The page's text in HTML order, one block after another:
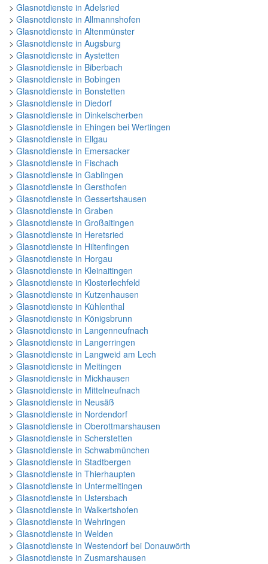
> Glasnotdienste in Adelsried
> Glasnotdienste in Allmannshofen
> Glasnotdienste in Altenmünster
> Glasnotdienste in Augsburg
> Glasnotdienste in Aystetten
> Glasnotdienste in Biberbach
> Glasnotdienste in Bobingen
> Glasnotdienste in Bonstetten
> Glasnotdienste in Diedorf
> Glasnotdienste in Dinkelscherben
> Glasnotdienste in Ehingen bei Wertingen
> Glasnotdienste in Ellgau
> Glasnotdienste in Emersacker
> Glasnotdienste in Fischach
> Glasnotdienste in Gablingen
> Glasnotdienste in Gersthofen
> Glasnotdienste in Gessertshausen
> Glasnotdienste in Graben
> Glasnotdienste in Großaitingen
> Glasnotdienste in Heretsried
> Glasnotdienste in Hiltenfingen
> Glasnotdienste in Horgau
> Glasnotdienste in Kleinaitingen
> Glasnotdienste in Klosterlechfeld
> Glasnotdienste in Kutzenhausen
> Glasnotdienste in Kühlenthal
> Glasnotdienste in Königsbrunn
> Glasnotdienste in Langenneufnach
> Glasnotdienste in Langerringen
> Glasnotdienste in Langweid am Lech
> Glasnotdienste in Meitingen
> Glasnotdienste in Mickhausen
> Glasnotdienste in Mittelneufnach
> Glasnotdienste in Neusäß
> Glasnotdienste in Nordendorf
> Glasnotdienste in Oberottmarshausen
> Glasnotdienste in Scherstetten
> Glasnotdienste in Schwabmünchen
> Glasnotdienste in Stadtbergen
> Glasnotdienste in Thierhaupten
> Glasnotdienste in Untermeitingen
> Glasnotdienste in Ustersbach
> Glasnotdienste in Walkertshofen
> Glasnotdienste in Wehringen
> Glasnotdienste in Welden
> Glasnotdienste in Westendorf bei Donauwörth
> Glasnotdienste in Zusmarshausen